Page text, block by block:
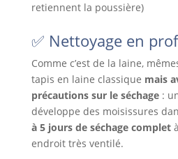
retiennent la poussière)
✅ Nettoyage en
Comme c’est de la laine,
tapis en laine classique mais
précautions sur le séchage:
développe des moisissures
à 5 jours de séchage complet
endroit très ventilé.